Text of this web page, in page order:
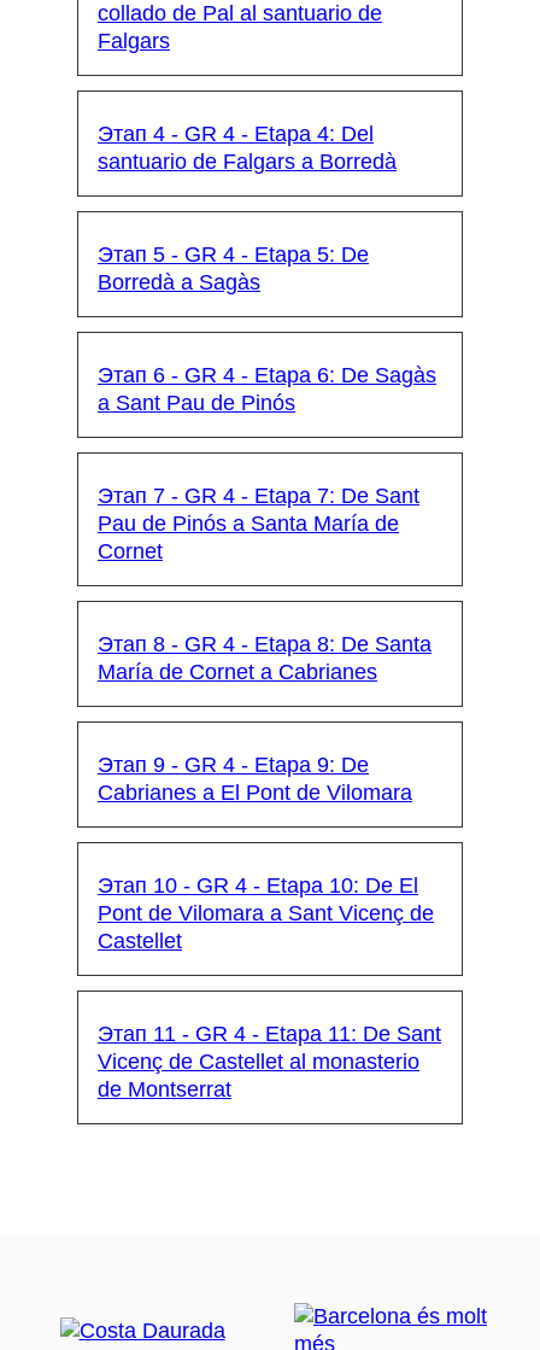
collado de Pal al santuario de
Falgars
Этап 4 - GR 4 - Etapa 4: Del
santuario de Falgars a Borredà
Этап 5 - GR 4 - Etapa 5: De
Borredà a Sagàs
Этап 6 - GR 4 - Etapa 6: De Sagàs
a Sant Pau de Pinós
Этап 7 - GR 4 - Etapa 7: De Sant
Pau de Pinós a Santa María de
Cornet
Этап 8 - GR 4 - Etapa 8: De Santa
María de Cornet a Cabrianes
Этап 9 - GR 4 - Etapa 9: De
Cabrianes a El Pont de Vilomara
Этап 10 - GR 4 - Etapa 10: De El
Pont de Vilomara a Sant Vicenç de
Castellet
Этап 11 - GR 4 - Etapa 11: De Sant
Vicenç de Castellet al monasterio
de Montserrat